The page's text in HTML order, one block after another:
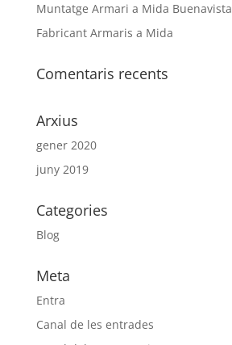
Muntatge Armari a Mida Buenavista
Fabricant Armaris a Mida
Comentaris recents
Arxius
gener 2020
juny 2019
Categories
Blog
Meta
Entra
Canal de les entrades